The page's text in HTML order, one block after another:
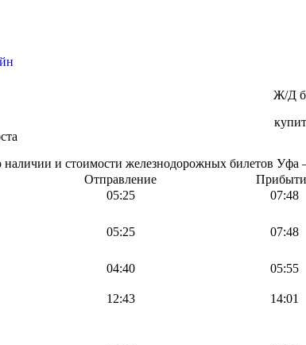
Ж/Д
и стоимости железнодорожных билетов Уфа
Отправление
05:25 07:48
05:25 07:48
04:40 05:55
12:43 14:01